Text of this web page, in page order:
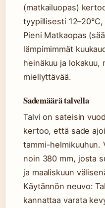
(matkailuopas)
tyypillisesti
Pieni Matkaopas
lämpimimmät
heinäkuu ja lokakuu,
miellyttävää.
Sademäärä talvella
Talvi on sateisin
kertoo, että sade
tammi-helmikuuhun.
noin 380 mm, josta
ja maaliskuun
Käytännön neuvo:
kannattaa varata